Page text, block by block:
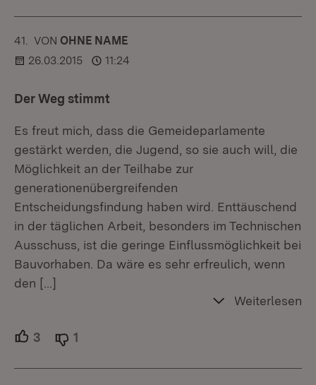
41. KOMMENTAR
VON :OHNE NAME
26.03.2015
11:24
Der Weg stimmt
Es freut mich, dass die Gemeideparlamente
gestärkt werden, die Jugend, so sie auch will, die
Möglichkeit an der Teilhabe zur
generationenübergreifenden
Entscheidungsfindung haben wird. Enttäuschend
in der täglichen Arbeit, besonders im Technischen
Ausschuss, ist die geringe Einflussmöglichkeit bei
Bauvorhaben. Da wäre es sehr erfreulich, wenn
den […]
Weiterlesen
3 Unterstützer.
1